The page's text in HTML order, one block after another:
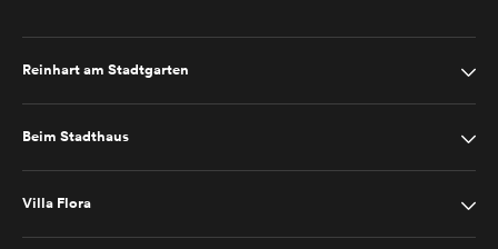
Reinhart am Stadtgarten
Beim Stadthaus
Villa Flora